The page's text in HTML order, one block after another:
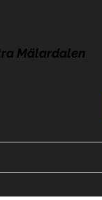
Mälardalen